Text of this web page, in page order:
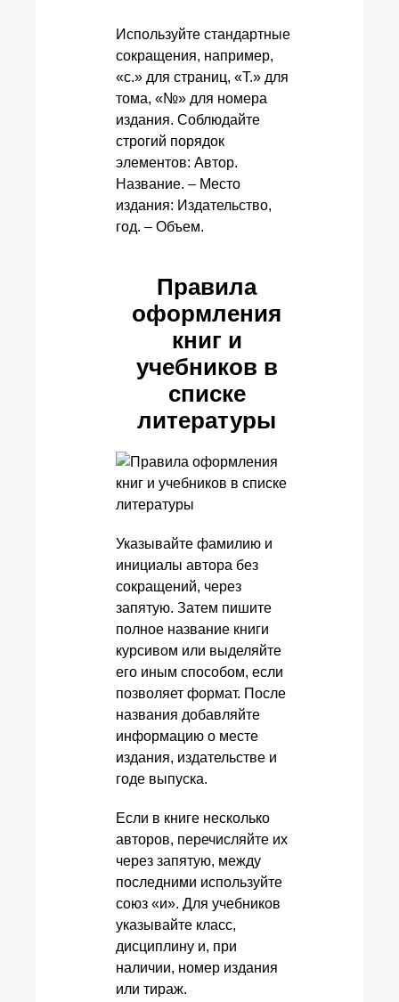
Используйте стандартные
сокращения, например,
«с.» для страниц, «Т.» для
тома, «№» для номера
издания. Соблюдайте
строгий порядок
элементов: Автор.
Название. – Место
издания: Издательство,
год. – Объем.
Правила
оформления
книг и
учебников в
списке
литературы
Указывайте фамилию и
инициалы автора без
сокращений, через
запятую. Затем пишите
полное название книги
курсивом или выделяйте
его иным способом, если
позволяет формат. После
названия добавляйте
информацию о месте
издания, издательстве и
годе выпуска.
Если в книге несколько
авторов, перечисляйте их
через запятую, между
последними используйте
союз «и». Для учебников
указывайте класс,
дисциплину и, при
наличии, номер издания
или тираж.